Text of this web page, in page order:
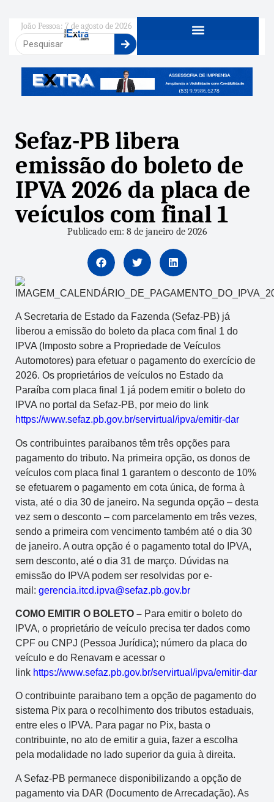
João Pessoa: 7 de agosto de 2026
Sefaz-PB libera
emissão do boleto de
IPVA 2026 da placa de
veículos com final 1
Publicado em: 8 de janeiro de 2026
A Secretaria de Estado da Fazenda (Sefaz-PB) já
liberou a emissão do boleto da placa com final 1 do
IPVA (Imposto sobre a Propriedade de Veículos
Automotores) para efetuar o pagamento do exercício de
2026. Os proprietários de veículos no Estado da
Paraíba com placa final 1 já podem emitir o boleto do
IPVA no portal da Sefaz-PB, por meio do link
https://www.sefaz.pb.gov.br/servirtual/ipva/emitir-dar
Os contribuintes paraibanos têm três opções para
pagamento do tributo. Na primeira opção, os donos de
veículos com placa final 1 garantem o desconto de 10%
se efetuarem o pagamento em cota única, de forma à
vista, até o dia 30 de janeiro. Na segunda opção – desta
vez sem o desconto – com parcelamento em três vezes,
sendo a primeira com vencimento também até o dia 30
de janeiro. A outra opção é o pagamento total do IPVA,
sem desconto, até o dia 31 de março. Dúvidas na
emissão do IPVA podem ser resolvidas por e-
mail: gerencia.itcd.ipva@sefaz.pb.gov.br
COMO EMITIR O BOLETO – Para emitir o boleto do
IPVA, o proprietário de veículo precisa ter dados como
CPF ou CNPJ (Pessoa Jurídica); número da placa do
veículo e do Renavam e acessar o
link https://www.sefaz.pb.gov.br/servirtual/ipva/emitir-dar
O contribuinte paraibano tem a opção de pagamento do
sistema Pix para o recolhimento dos tributos estaduais,
entre eles o IPVA. Para pagar no Pix, basta o
contribuinte, no ato de emitir a guia, fazer a escolha
pela modalidade no lado superior da guia à direita.
A Sefaz-PB permanece disponibilizando a opção de
pagamento via DAR (Documento de Arrecadação). As